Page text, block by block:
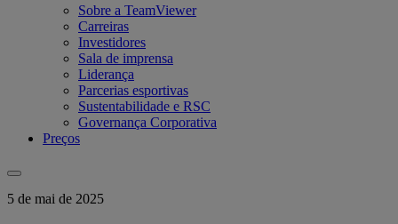
Sobre a TeamViewer
Carreiras
Investidores
Sala de imprensa
Liderança
Parcerias esportivas
Sustentabilidade e RSC
Governança Corporativa
Preços
5 de mai de 2025